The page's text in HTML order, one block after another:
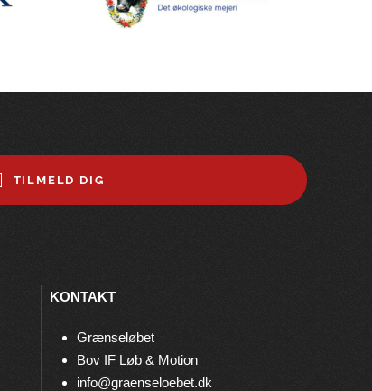
TILMELD DIG
KONTAKT
Grænseløbet
Bov IF Løb & Motion
info@graenseloebet.dk